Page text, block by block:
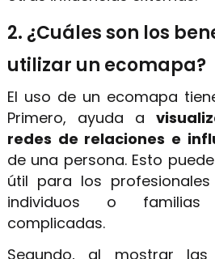
2. ¿Cuáles son los
utilizar un ecomapa?
El uso de un ecomapa
Primero, ayuda a
redes de relaciones e
de una persona. Esto
útil para los
individuos o familias
complicadas.
Segundo, al mostrar las